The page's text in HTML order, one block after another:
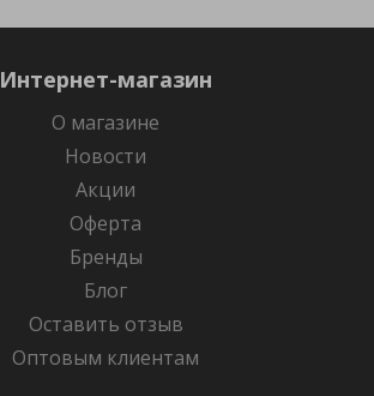
Интернет-магазин
О магазине
Новости
Акции
Оферта
Бренды
Блог
Оставить отзыв
Оптовым клиентам